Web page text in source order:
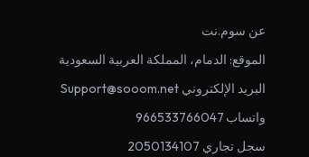
عن سوم.نت
الموقع: الدمام، المملكة العربية السعودية
البريد الإلكتروني Support@sooom.net
واتساب 966533766047
سجل تجاري 2050134107